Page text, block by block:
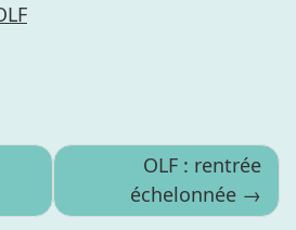
OLF : rentrée
échelonnée